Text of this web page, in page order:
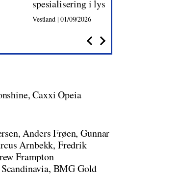
spesialisering i lys
Vestland | 01/09/2026
Caxxi Opeia
Anders Frøen, Gunnar
Arnbekk, Fredrik
Frampton
BMG Gold